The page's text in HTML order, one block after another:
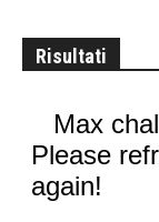
Risultati